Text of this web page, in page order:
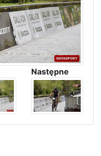
Następne